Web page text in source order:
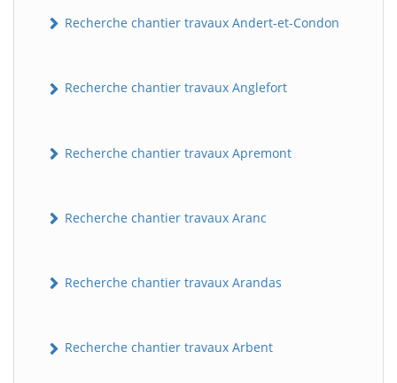
Recherche chantier travaux Andert-et-Condon
Recherche chantier travaux Anglefort
Recherche chantier travaux Apremont
Recherche chantier travaux Aranc
Recherche chantier travaux Arandas
Recherche chantier travaux Arbent